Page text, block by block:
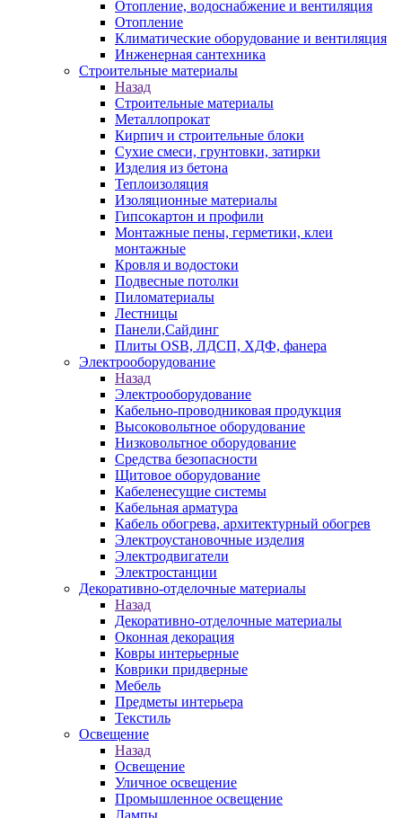
Отопление, водоснабжение и вентиляция
Отопление
Климатические оборудование и вентиляция
Инженерная сантехника
Строительные материалы
Назад
Строительные материалы
Металлопрокат
Кирпич и строительные блоки
Сухие смеси, грунтовки, затирки
Изделия из бетона
Теплоизоляция
Изоляционные материалы
Гипсокартон и профили
Монтажные пены, герметики, клеи
монтажные
Кровля и водостоки
Подвесные потолки
Пиломатериалы
Лестницы
Панели,Сайдинг
Плиты OSB, ЛДСП, ХДФ, фанера
Электрооборудование
Назад
Электрооборудование
Кабельно-проводниковая продукция
Высоковольтное оборудование
Низковольтное оборудование
Средства безопасности
Щитовое оборудование
Кабеленесущие системы
Кабельная арматура
Кабель обогрева, архитектурный обогрев
Электроустановочные изделия
Электродвигатели
Электростанции
Декоративно-отделочные материалы
Назад
Декоративно-отделочные материалы
Оконная декорация
Ковры интерьерные
Коврики придверные
Мебель
Предметы интерьера
Текстиль
Освещение
Назад
Освещение
Уличное освещение
Промышленное освещение
Лампы